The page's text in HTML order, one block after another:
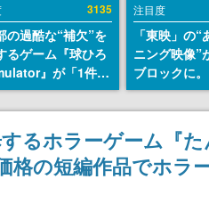
3135
の過酷な“補欠”を
るゲーム『球ひろ
』が「1件」
ッシュリストをも
ェコ語に対応し
話題に。『キング
カム』開発元やチ
プロ野球選手から
注目度
「東映」の
ニング映像”
ブロックに
トリカル グ
ョン」が8月
るホラーゲーム『た
格の短編作品でホラ